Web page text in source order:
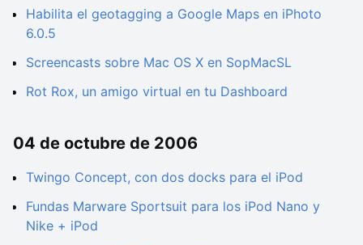
Habilita el geotagging a Google Maps en iPhoto
6.0.5
Screencasts sobre Mac OS X en SopMacSL
Rot Rox, un amigo virtual en tu Dashboard
04 de octubre de 2006
Twingo Concept, con dos docks para el iPod
Fundas Marware Sportsuit para los iPod Nano y
Nike + iPod